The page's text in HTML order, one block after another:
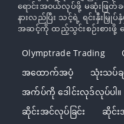
ရောင်းအ၀ယ်လုပ်ဖို့ မဆုံးဖြတ်
နားလည်ပြီး သင့်ရဲ့ ရင်းနှီးမ
အဆင့်ကို ထည့်သွင်းစဉ်းစားဖို့
Olymptrade Trading
အထောက်အပံ့
သုံးသပ်
အက်ပ်ကို ဒေါင်းလုဒ်လုပ်ပါ။
ဆိုင်းအင်လုပ်ခြင်း
ဆိုင်း